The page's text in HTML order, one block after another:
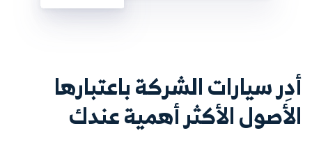
أدِر سيارات الشركة باعتبارها
الأصول الأكثر أهمية عندك